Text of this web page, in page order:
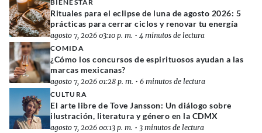
BIENESTAR
Rituales para el eclipse de luna de agosto 2026: 5
prácticas para cerrar ciclos y renovar tu energía
agosto 7, 2026 03:10 p. m. • 4 minutos de lectura
COMIDA
¿Cómo los concursos de espirituosos ayudan a las
marcas mexicanas?
agosto 7, 2026 01:28 p. m. • 6 minutos de lectura
CULTURA
El arte libre de Tove Jansson: Un diálogo sobre
ilustración, literatura y género en la CDMX
agosto 7, 2026 00:13 p. m. • 3 minutos de lectura